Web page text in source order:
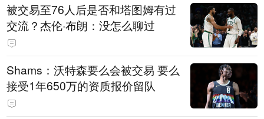
被交易至76人后是否和塔图姆有过
交流？杰伦·布朗：没怎么聊过
Shams：沃特森要么会被交易 要么
接受1年650万的资质报价留队